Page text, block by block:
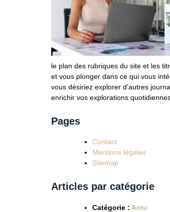
le plan des rubriques du site et les
et vous plonger dans ce qui vous
vous désiriez explorer d’autres
enrichir vos explorations
Pages
Contact
Mentions légales
Sitemap
Articles par catégorie
Catégorie : Actu